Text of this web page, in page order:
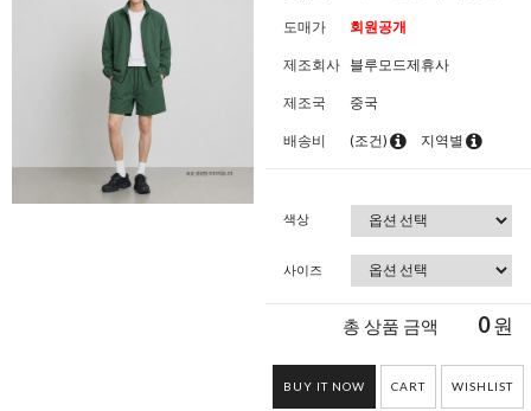
도매가 회원공개
제조회사 블루모드제휴사
제조국 중국
배송비 (조건) 지역별
색상
사이즈
총 상품 금액 0원
BUY IT NOW CART WISHLIST